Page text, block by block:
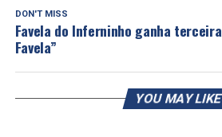
DON'T MISS
Favela do Inferninho ganha
Favela”
YOU MAY LIKE